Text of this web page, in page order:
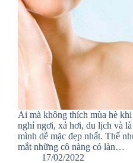
Ai mà không thích mùa hè
nghỉ ngơi, xả hơi, du lịch và
mình dễ mặc đẹp nhất. Thế
mắt những cô nàng có làn…
17/02/2022